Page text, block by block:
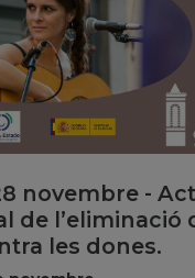
novembre -
de l’eliminació
les dones.